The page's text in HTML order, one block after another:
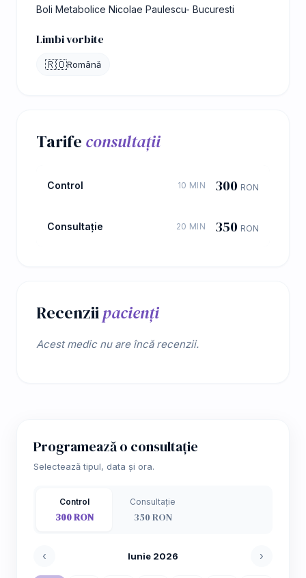
Boli Metabolice Nicolae Paulescu- Bucuresti
Limbi vorbite
🇷🇴Română
Tarife consultații
Control 10 MIN 300 RON
Consultație 20 MIN 350 RON
Recenziipacienți
Acest medic nu are încă recenzii.
Programează o consultație
Selectează tipul, data și ora.
Control
300 RON
Consultație
350 RON
‹ Iunie 2026 ›